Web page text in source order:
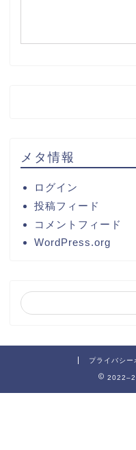
メタ情報
ログイン
投稿フィード
コメントフィード
WordPress.org
プライバシー